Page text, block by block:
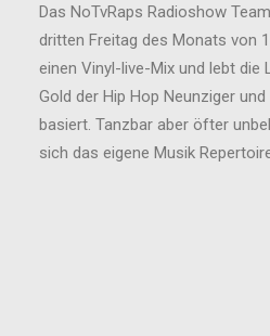
Das NoTvRaps Radioshow
dritten Freitag des Monats von
einen Vinyl-live-Mix und lebt die
Gold der Hip Hop Neunziger
basiert. Tanzbar aber öfter
sich das eigene Musik